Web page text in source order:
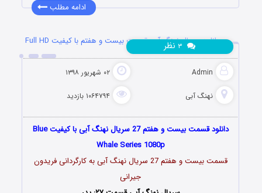
ادامه مطلب
دانلود سریال نهنگ آبی قسمت بیست و هفتم با کیفیت Full HD
Admin ۰۲ شهریور ۱۳۹۸
نهنگ آبی ۱۰۶۴۷۹۴ بازدید
نظر
دانلود قسمت بیست و هفتم 27 سریال نهنگ آبی با کیفیت Blue
Whale Series 1080p
قسمت بیست و هفتم 27 سریال نهنگ آبی به کارگردانی فریدون
جیرانی